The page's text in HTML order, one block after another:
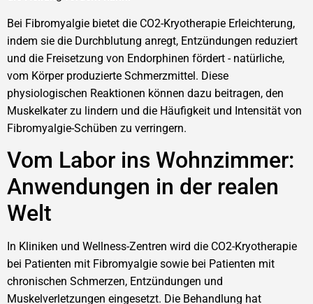
Bei Fibromyalgie bietet die CO2-Kryotherapie Erleichterung,
indem sie die Durchblutung anregt, Entzündungen reduziert
und die Freisetzung von Endorphinen fördert - natürliche,
vom Körper produzierte Schmerzmittel. Diese
physiologischen Reaktionen können dazu beitragen, den
Muskelkater zu lindern und die Häufigkeit und Intensität von
Fibromyalgie-Schüben zu verringern.
Vom Labor ins Wohnzimmer:
Anwendungen in der realen
Welt
In Kliniken und Wellness-Zentren wird die CO2-Kryotherapie
bei Patienten mit Fibromyalgie sowie bei Patienten mit
chronischen Schmerzen, Entzündungen und
Muskelverletzungen eingesetzt. Die Behandlung hat